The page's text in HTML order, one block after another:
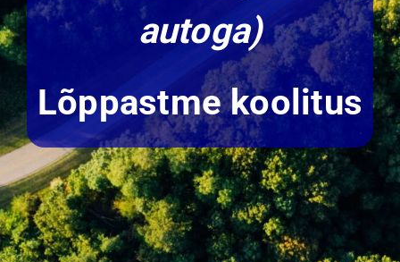
autoga)
Lõppastme koolitus